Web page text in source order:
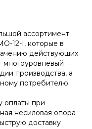
ассортимент
12-I, которые в
действующих
многоуровневый
производства, а
потребителю.
оплаты при
несиловая опора
доставку